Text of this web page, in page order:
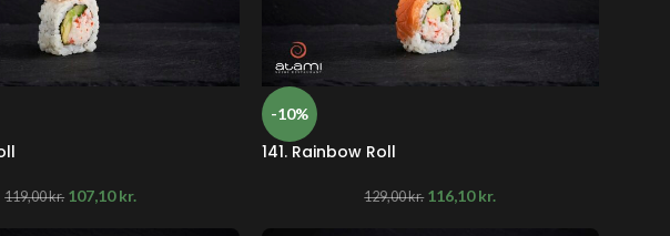
119,00kr. 107,10kr.
-10%
141. Rainbow Roll
129,00kr. 116,10kr.